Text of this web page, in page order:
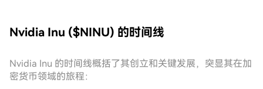
Nvidia Inu ($NINU) 的时间线
Nvidia Inu 的时间线概括了其创立和关键发展，突显其在加
密货币领域的旅程：